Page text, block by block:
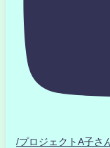
/プロジェクトA子さ